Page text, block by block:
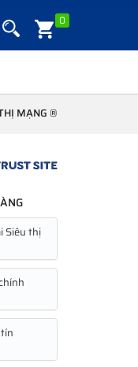
0
MẠNG ®
Siêu thị